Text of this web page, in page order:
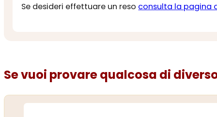
Se desideri effettuare un reso consulta la pagina
Se vuoi provare qualcosa di